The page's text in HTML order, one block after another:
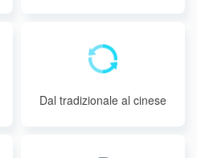
Dal tradizionale al cinese